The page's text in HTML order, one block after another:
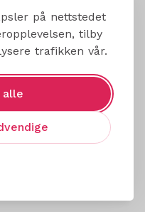
på nettstedet
tilby
trafikken vår.
alle